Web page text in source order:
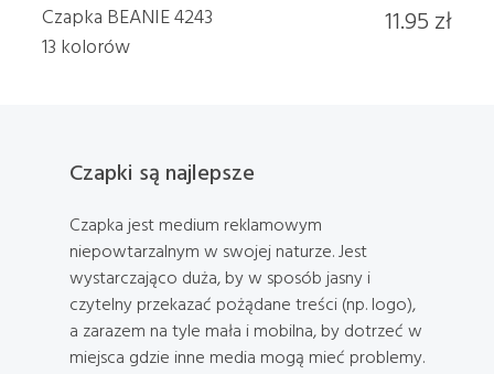
Czapka BEANIE 4243
13 kolorów
11.95 zł
Czapki są najlepsze
Czapka jest medium reklamowym
niepowtarzalnym w swojej naturze. Jest
wystarczająco duża, by w sposób jasny i
czytelny przekazać pożądane treści (np. logo),
a zarazem na tyle mała i mobilna, by dotrzeć w
miejsca gdzie inne media mogą mieć problemy.